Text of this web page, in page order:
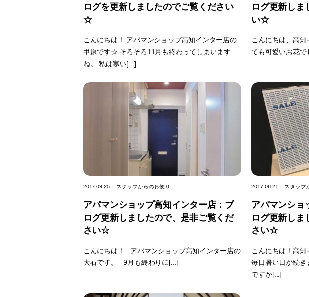
ログを更新しましたのでご覧ください
☆
こんにちは！ アパマンショップ高知インター店の
甲原です☆ そろそろ11月も終わってしまいます
ね。 私は寒い[...]
ログ更新しま
い☆
こんにちは、高知
ても可愛いお花で
2017.09.25 スタッフからのお便り
アパマンショップ高知インター店：ブ
ログ更新しましたので、是非ご覧くだ
さい☆
こんにちは！ アパマンショップ高知インター店の
大石です。 9月も終わりに[...]
2017.08.21 スタッフ
アパマンショ
ログ更新しま
さい☆
こんにちは！高
毎日暑い日が続き
ですか[...]